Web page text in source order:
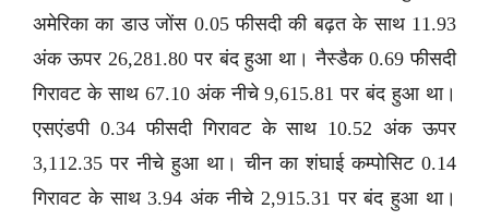
अमेरिका का डाउ जोंस 0.05 फीसदी की बढ़त के साथ 11.93
अंक ऊपर 26,281.80 पर बंद हुआ था। नैस्डैक 0.69 फीसदी
गिरावट के साथ 67.10 अंक नीचे 9,615.81 पर बंद हुआ था।
एसएंडपी 0.34 फीसदी गिरावट के साथ 10.52 अंक ऊपर
3,112.35 पर नीचे हुआ था। चीन का शंघाई कम्पोसिट 0.14
गिरावट के साथ 3.94 अंक नीचे 2,915.31 पर बंद हुआ था।